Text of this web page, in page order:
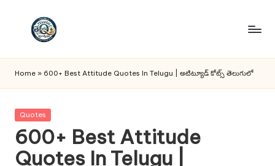
T
e
lu
g
u
Q
Home » 600+ Best Attitude Quotes In Telugu | అటిట్యూడ్ కోట్స్ తెలుగులో
Posted
Quotes
600+ Best Attitude
Quotes In Telugu |